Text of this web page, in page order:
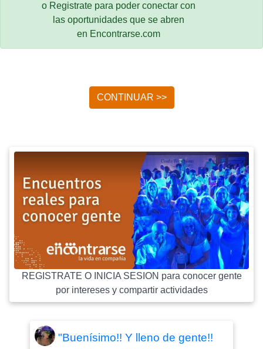
o Registrate para poder conectar con
las oportunidades que se abren
en Encontrarse.com
CONTINUAR >>
REGISTRATE O INICIA SESION para conocer gente
por intereses y compartir actividades
"Buenísimo!! Y lleno de gente!!